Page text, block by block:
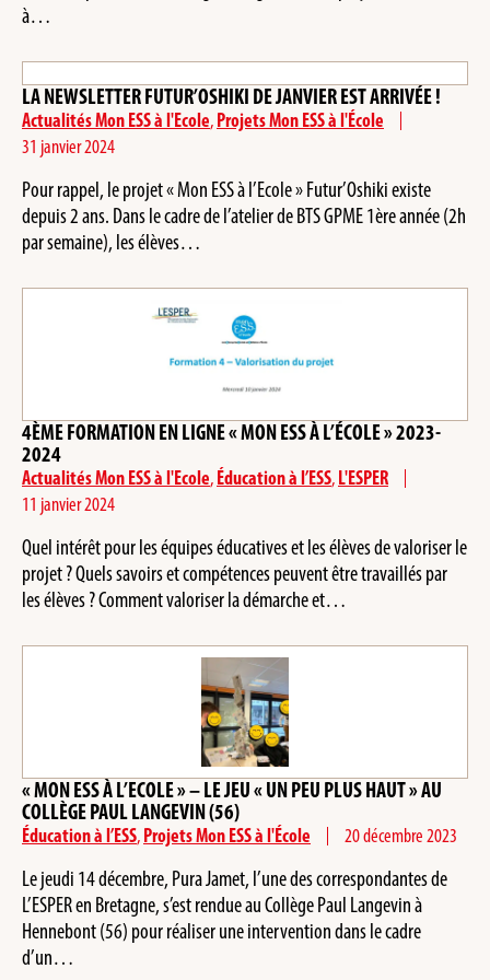
à…
LA NEWSLETTER FUTUR’OSHIKI DE JANVIER EST ARRIVÉE !
Actualités Mon ESS à l'Ecole,Projets Mon ESS à l'École
31 janvier 2024
Pour rappel, le projet « Mon ESS à l’Ecole » Futur’Oshiki existe
depuis 2 ans. Dans le cadre de l’atelier de BTS GPME 1ère année (2h
par semaine), les élèves…
4ÈME FORMATION EN LIGNE « MON ESS À L’ÉCOLE » 2023-
2024
Actualités Mon ESS à l'Ecole,Éducation à l’ESS,L'ESPER
11 janvier 2024
Quel intérêt pour les équipes éducatives et les élèves de valoriser le
projet ? Quels savoirs et compétences peuvent être travaillés par
les élèves ? Comment valoriser la démarche et…
« MON ESS À L’ECOLE » – LE JEU « UN PEU PLUS HAUT » AU
COLLÈGE PAUL LANGEVIN (56)
Éducation à l’ESS,Projets Mon ESS à l'École 20 décembre 2023
Le jeudi 14 décembre, Pura Jamet, l’une des correspondantes de
L’ESPER en Bretagne, s’est rendue au Collège Paul Langevin à
Hennebont (56) pour réaliser une intervention dans le cadre
d’un…